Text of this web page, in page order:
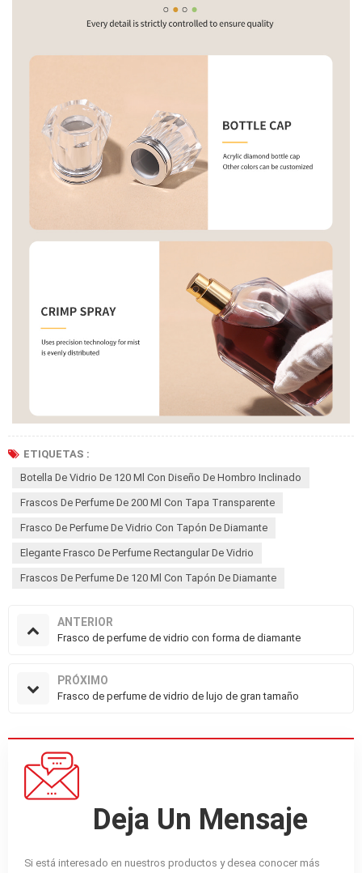
ETIQUETAS :
Botella De Vidrio De 120 Ml Con Diseño De Hombro Inclinado
Frascos De Perfume De 200 Ml Con Tapa Transparente
Frasco De Perfume De Vidrio Con Tapón De Diamante
Elegante Frasco De Perfume Rectangular De Vidrio
Frascos De Perfume De 120 Ml Con Tapón De Diamante
ANTERIOR
Frasco de perfume de vidrio con forma de diamante
PRÓXIMO
Frasco de perfume de vidrio de lujo de gran tamaño
Deja Un Mensaje
Si está interesado en nuestros productos y desea conocer más